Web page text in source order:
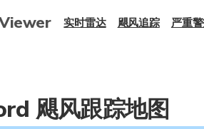
飓风跟踪地图
实时雷达 飓风追踪 严重